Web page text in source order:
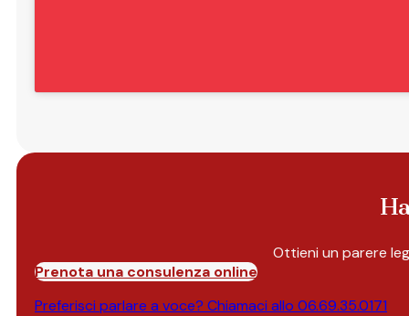
Ottieni un parere
Prenota una consulenza online
Preferisci parlare a voce? Chiamaci allo 06.69.35.0171